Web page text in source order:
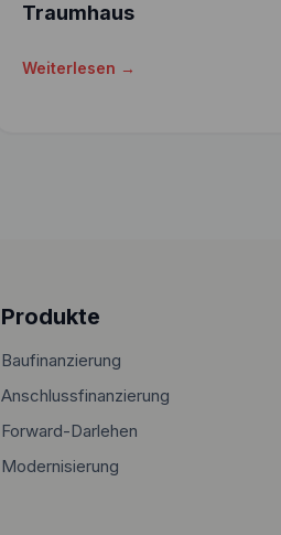
Traumhaus
Weiterlesen →
Produkte
Baufinanzierung
Anschlussfinanzierung
Forward-Darlehen
Modernisierung